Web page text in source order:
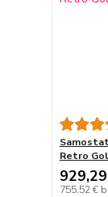
Retro
755,52 €